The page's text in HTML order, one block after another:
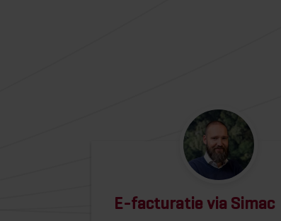
E-facturatie via Simac